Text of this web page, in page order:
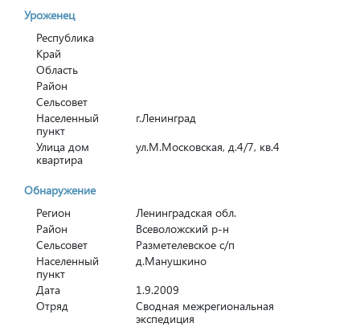
Уроженец
Республика
Край
Область
Район
Сельсовет
Населенный
пункт
г.Ленинград
Улица дом
квартира
ул.М.Московская, д.4/7, кв.4
Обнаружение
Регион
Ленинградская обл.
Район
Всеволожский р-н
Сельсовет
Разметелевское с/п
Населенный
пункт
д.Манушкино
Дата
1.9.2009
Отряд
Сводная межрегиональная
экспедиция